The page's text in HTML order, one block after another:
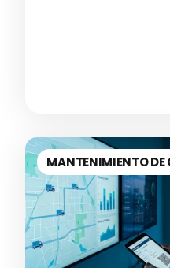
MANTENIMIENTO